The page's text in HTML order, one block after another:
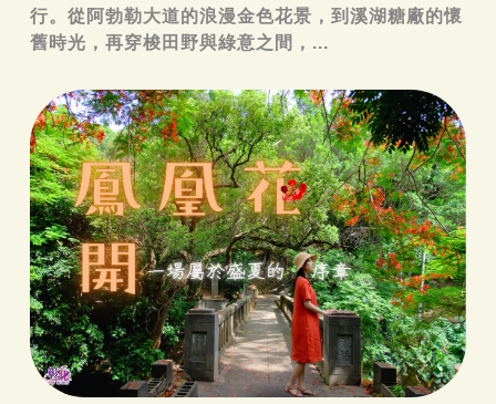
行。從阿勃勒大道的浪漫金色花景，到溪湖糖廠的懷
舊時光，再穿梭田野與綠意之間，...